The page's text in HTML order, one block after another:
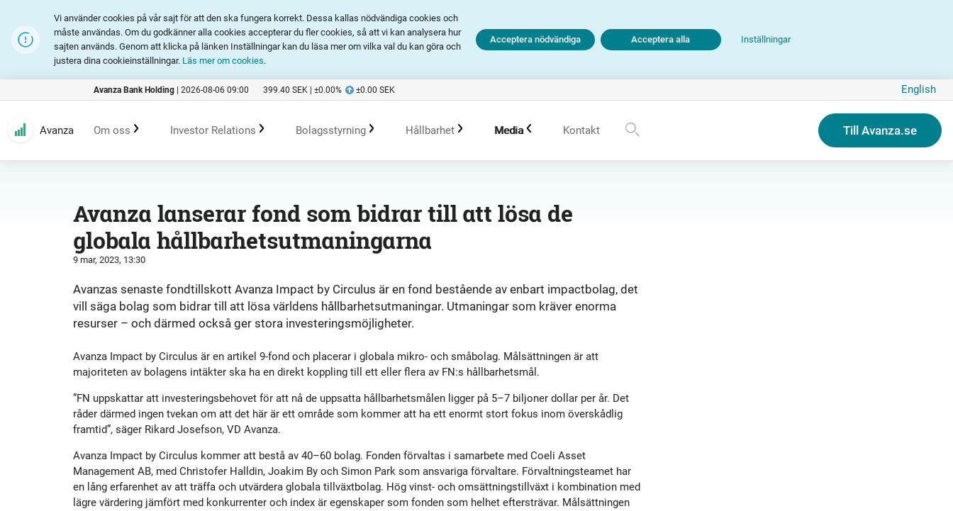
Vi använder cookies på vår sajt för att den ska fungera korrekt. Dessa kallas nödvändiga cookies och
måste användas. Om du godkänner alla cookies accepterar du fler cookies, så att vi kan analysera hur
sajten används. Genom att klicka på länken Inställningar kan du läsa mer om vilka val du kan göra och
justera dina cookieinställningar. Läs mer om cookies.
Inställningar
Acceptera nödvändiga Acceptera alla
Avanza Bank Holding | 2026-08-06 09:00 399.40 SEK | ±0.00% ±0.00 SEK English
Avanza Om oss
Erbjudande
Historik
Utmärkelser
Kultur
Organisation
Avanza Fonder
Investor Relations
Rapporter och presentationer
Aktien
Primärkapitalinstrument
Kalender
Förlagslån
Bolagsstyrning
Bolagsordning
Styrelse
Koncernledning
Valberedning
Revisor
Incitamentsprogram
Hållbarhet
Policys
Media
Sociala medier
Kontakt Till Avanza.se
Avanza lanserar fond som bidrar till att lösa de
globala hållbarhetsutmaningarna
9 mar, 2023, 13:30
Avanzas senaste fondtillskott Avanza Impact by Circulus är en fond bestående av enbart impactbolag, det
vill säga bolag som bidrar till att lösa världens hållbarhetsutmaningar. Utmaningar som kräver enorma
resurser – och därmed också ger stora investeringsmöjligheter.
Avanza Impact by Circulus är en artikel 9-fond och placerar i globala mikro- och småbolag. Målsättningen är att
majoriteten av bolagens intäkter ska ha en direkt koppling till ett eller flera av FN:s hållbarhetsmål.
”FN uppskattar att investeringsbehovet för att nå de uppsatta hållbarhetsmålen ligger på 5–7 biljoner dollar per år. Det
råder därmed ingen tvekan om att det här är ett område som kommer att ha ett enormt stort fokus inom överskådlig
framtid”, säger Rikard Josefson, VD Avanza.
Avanza Impact by Circulus kommer att bestå av 40–60 bolag. Fonden förvaltas i samarbete med Coeli Asset
Management AB, med Christofer Halldin, Joakim By och Simon Park som ansvariga förvaltare. Förvaltningsteamet har
en lång erfarenhet av att träffa och utvärdera globala tillväxtbolag. Hög vinst- och omsättningstillväxt i kombination med
lägre värdering jämfört med konkurrenter och index är egenskaper som fonden som helhet eftersträvar. Målsättningen